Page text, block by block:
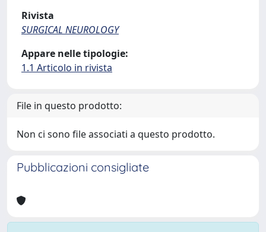
Rivista
SURGICAL NEUROLOGY
Appare nelle tipologie:
1.1 Articolo in rivista
File in questo prodotto:
Non ci sono file associati a questo prodotto.
Pubblicazioni consigliate